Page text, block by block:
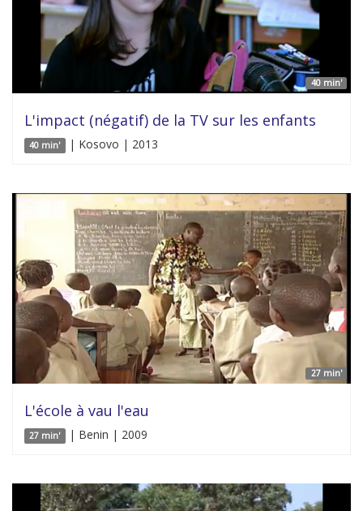
40 min'
L'impact (négatif) de la TV sur les enfants
40 min' | Kosovo | 2013
27 min'
L'école à vau l'eau
27 min' | Benin | 2009